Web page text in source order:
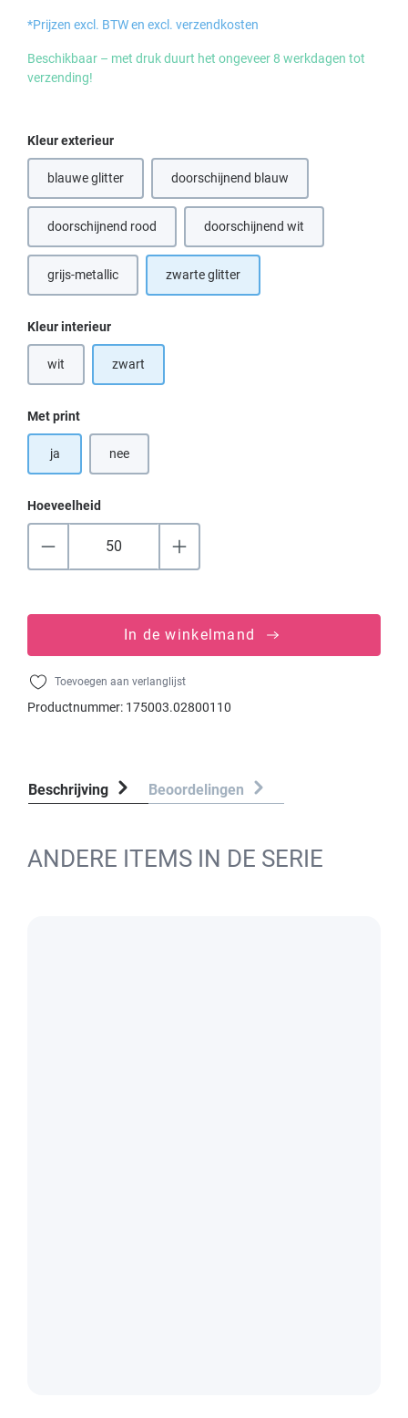
*Prijzen excl. BTW en excl. verzendkosten
Beschikbaar – met druk duurt het ongeveer 8 werkdagen tot
verzending!
Selecteer
Kleur exterieur
blauwe glitter
(Deze optie is momenteel niet beschikbaar.)
doorschijnend blauw(Deze optie is momenteel niet
doorschijnend rood(Deze optie is momenteel niet beschikbaar.)
doorschijnend wit(Deze optie is momenteel niet
grijs-metallic zwarte glitter
Selecteer
Kleur interieur
wit(Deze optie is momenteel niet beschikbaar.)
zwart
Selecteer
Met print
ja nee
Hoeveelheid
In de winkelmand
Toevoegen aan verlanglijst
Productnummer: 175003.02800110
Beschrijving Beoordelingen
ANDERE ITEMS IN DE SERIE